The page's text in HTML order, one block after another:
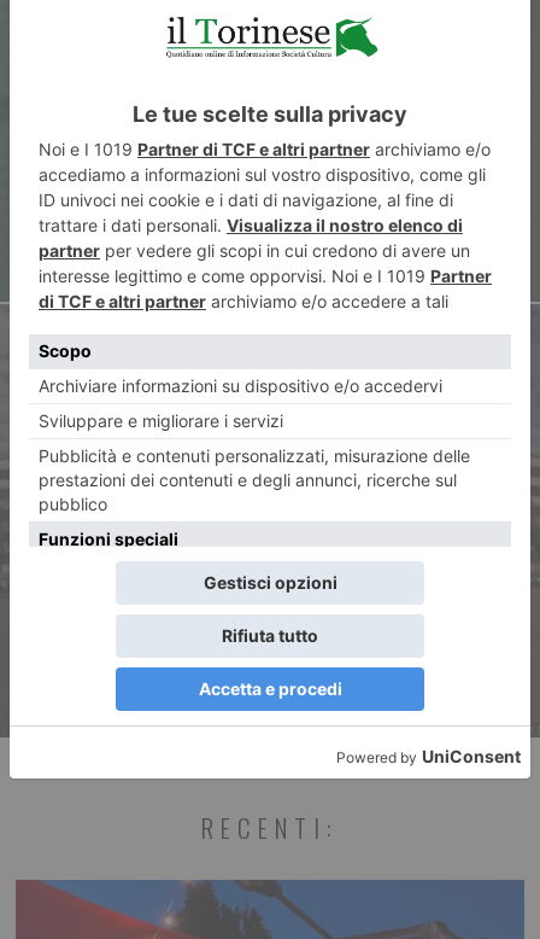
Ersilia Zamponi, la scrittrice
che insegnava l’italiano con i
giochi di parole
Automotive in difficoltà. E
l’outlook Stellantis passa da
stabile a negativo
RECENTI: